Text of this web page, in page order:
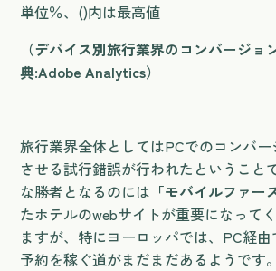
単位％、()内は最高値
（デバイス別旅行業界のコンバージ
典:Adobe Analytics）
旅行業界全体としてはPCでのコンバ
させる試行錯誤が行われたということ
な勝者となるのには 「モバイルファー
たホテルのwebサイトが重要になって
ますが、特にヨーロッパでは、PC経
予約を稼ぐ道がまだまだあるようです。